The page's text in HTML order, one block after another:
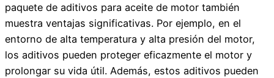
paquete de aditivos para aceite de motor también
muestra ventajas significativas. Por ejemplo, en el
entorno de alta temperatura y alta presión del motor,
los aditivos pueden proteger eficazmente el motor y
prolongar su vida útil. Además, estos aditivos pueden